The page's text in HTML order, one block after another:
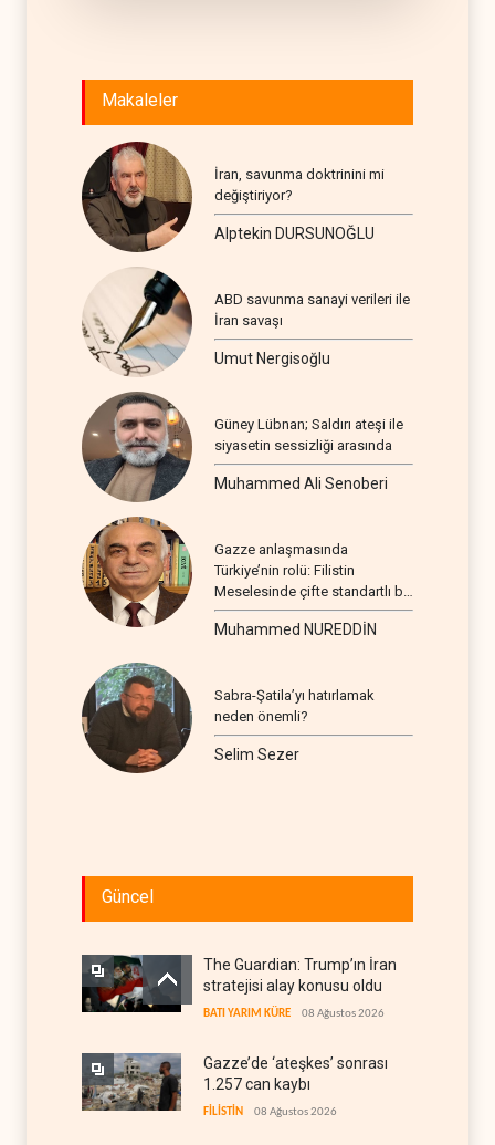
Makaleler
İran, savunma doktrinini mi
değiştiriyor?
Alptekin DURSUNOĞLU
ABD savunma sanayi verileri ile
İran savaşı
Umut Nergisoğlu
Güney Lübnan; Saldırı ateşi ile
siyasetin sessizliği arasında
Muhammed Ali Senoberi
Gazze anlaşmasında
Türkiye’nin rolü: Filistin
Meselesinde çifte standartlı bir
seyir
Muhammed NUREDDİN
Sabra-Şatila’yı hatırlamak
neden önemli?
Selim Sezer
Güncel
The Guardian: Trump’ın İran
stratejisi alay konusu oldu
BATI YARIM KÜRE 08 Ağustos 2026
Gazze’de ‘ateşkes’ sonrası
1.257 can kaybı
FİLİSTİN 08 Ağustos 2026